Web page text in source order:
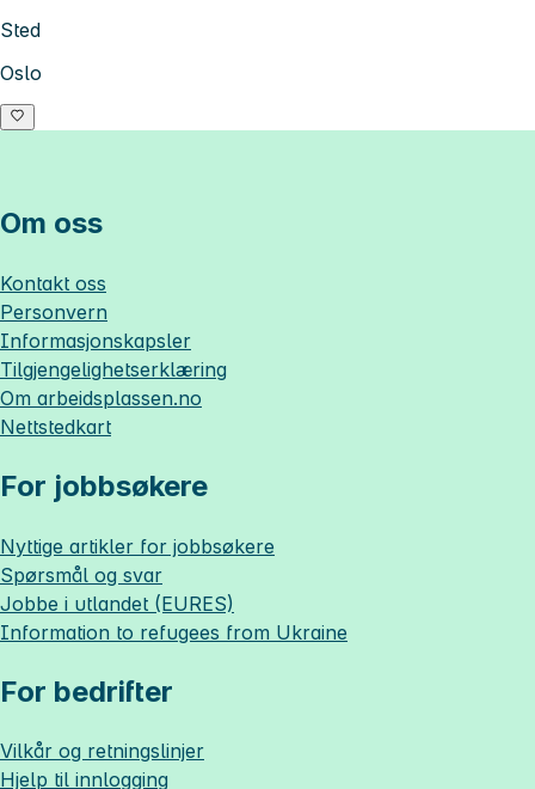
Sted
Oslo
Om oss
Kontakt oss
Personvern
Informasjonskapsler
Tilgjengelighetserklæring
Om arbeidsplassen.no
Nettstedkart
For jobbsøkere
Nyttige artikler for jobbsøkere
Spørsmål og svar
Jobbe i utlandet (EURES)
Information to refugees from Ukraine
For bedrifter
Vilkår og retningslinjer
Hjelp til innlogging